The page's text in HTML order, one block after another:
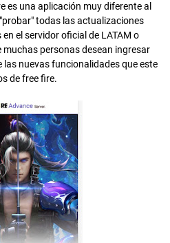
es una aplicación muy diferente al
todas las actualizaciones
el servidor oficial de LATAM o
muchas personas desean ingresar
nuevas funcionalidades que este
de free fire.